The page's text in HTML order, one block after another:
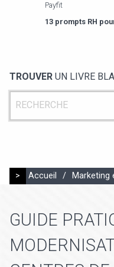
Payfit
13 prompts RH
TROUVER UN LIVRE
> Accueil / Marketing
GUIDE